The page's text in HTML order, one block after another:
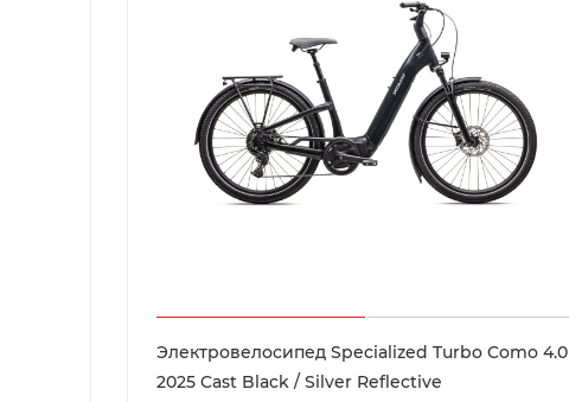
Электровелосипед Specialized Turbo Como 4.0
2025 Cast Black / Silver Reflective